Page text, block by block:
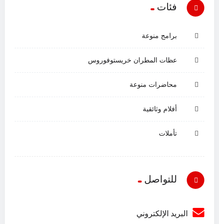
فئات
برامج منوعة
عظات المطران خريستوفوروس
محاضرات منوعة
أفلام وثائقية
تأملات
للتواصل
البريد الإلكتروني